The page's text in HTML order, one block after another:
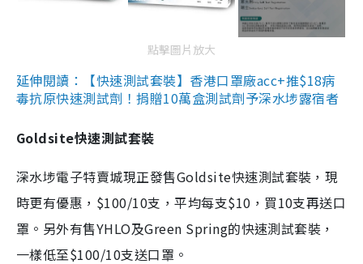
點擊圖片放大
延伸閱讀：【快速測試套裝】香港口罩廠acc+推$18病
毒抗原快速測試劑！捐贈10萬盒測試劑予深水埗露宿者
Goldsite快速測試套裝
深水埗電子特賣城現正發售Goldsite快速測試套裝，現
時更有優惠，$100/10支，平均每支$10，買10支再送口
罩。另外有售YHLO及Green Spring的快速測試套裝，
一樣低至$100/10支送口罩。